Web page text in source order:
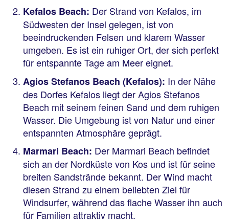
Kefalos Beach: Der Strand von Kefalos, im
Südwesten der Insel gelegen, ist von
beeindruckenden Felsen und klarem Wasser
umgeben. Es ist ein ruhiger Ort, der sich perfekt
für entspannte Tage am Meer eignet.
Agios Stefanos Beach (Kefalos): In der Nähe
des Dorfes Kefalos liegt der Agios Stefanos
Beach mit seinem feinen Sand und dem ruhigen
Wasser. Die Umgebung ist von Natur und einer
entspannten Atmosphäre geprägt.
Marmari Beach: Der Marmari Beach befindet
sich an der Nordküste von Kos und ist für seine
breiten Sandstrände bekannt. Der Wind macht
diesen Strand zu einem beliebten Ziel für
Windsurfer, während das flache Wasser ihn auch
für Familien attraktiv macht.